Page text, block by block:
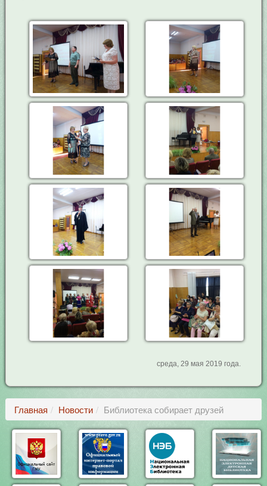
среда, 29 мая 2019 года.
Главная Новости Библиотека собирает друзей